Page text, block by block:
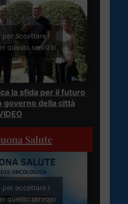
per accettare i
questo servizio
la sfida per il futuro
governo della città
Salute
per accettare i
questo servizio